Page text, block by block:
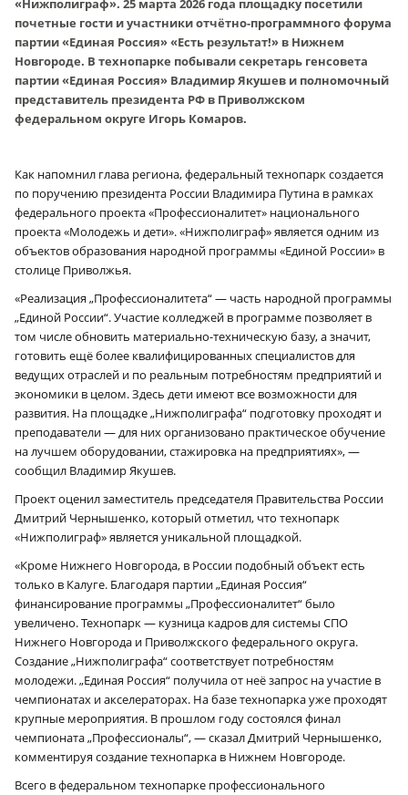
«Нижполиграф». 25 марта 2026 года площадку посетили
почетные гости и участники отчётно-программного форума
партии «Единая Россия» «Есть результат!» в Нижнем
Новгороде. В технопарке побывали секретарь генсовета
партии «Единая Россия» Владимир Якушев и полномочный
представитель президента РФ в Приволжском
федеральном округе Игорь Комаров.
Как напомнил глава региона, федеральный технопарк создается
по поручению президента России Владимира Путина в рамках
федерального проекта «Профессионалитет» национального
проекта «Молодежь и дети». «Нижполиграф» является одним из
объектов образования народной программы «Единой России» в
столице Приволжья.
«Реализация „Профессионалитета“ — часть народной программы
„Единой России“. Участие колледжей в программе позволяет в
том числе обновить материально-техническую базу, а значит,
готовить ещё более квалифицированных специалистов для
ведущих отраслей и по реальным потребностям предприятий и
экономики в целом. Здесь дети имеют все возможности для
развития. На площадке „Нижполиграфа“ подготовку проходят и
преподаватели — для них организовано практическое обучение
на лучшем оборудовании, стажировка на предприятиях», —
сообщил Владимир Якушев.
Проект оценил заместитель председателя Правительства России
Дмитрий Чернышенко, который отметил, что технопарк
«Нижполиграф» является уникальной площадкой.
«Кроме Нижнего Новгорода, в России подобный объект есть
только в Калуге. Благодаря партии „Единая Россия“
финансирование программы „Профессионалитет“ было
увеличено. Технопарк — кузница кадров для системы СПО
Нижнего Новгорода и Приволжского федерального округа.
Создание „Нижполиграфа“ соответствует потребностям
молодежи. „Единая Россия“ получила от неё запрос на участие в
чемпионатах и акселераторах. На базе технопарка уже проходят
крупные мероприятия. В прошлом году состоялся финал
чемпионата „Профессионалы“, — сказал Дмитрий Чернышенко,
комментируя создание технопарка в Нижнем Новгороде.
Всего в федеральном технопарке профессионального